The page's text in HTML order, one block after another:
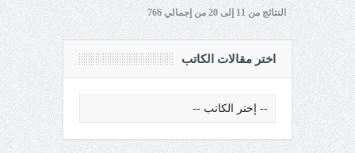
النتائج من 11 إلى 20 من إجمالي 766
اختر مقالات الكاتب